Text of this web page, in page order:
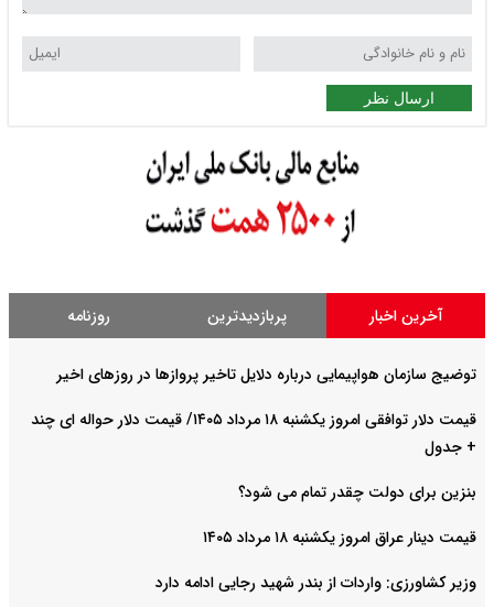
ارسال نظر
آخرین اخبار پربازدیدترین روزنامه
توضیج سازمان هواپیمایی درباره دلایل تاخیر پروازها در روزهای اخیر
قیمت دلار توافقی امروز یکشنبه ۱۸ مرداد ۱۴۰۵/ قیمت دلار حواله ای چند
+ جدول
بنزین برای دولت چقدر تمام می شود؟
قیمت دینار عراق امروز یکشنبه ۱۸ مرداد ۱۴۰۵
وزیر کشاورزی: واردات از بندر شهید رجایی ادامه دارد